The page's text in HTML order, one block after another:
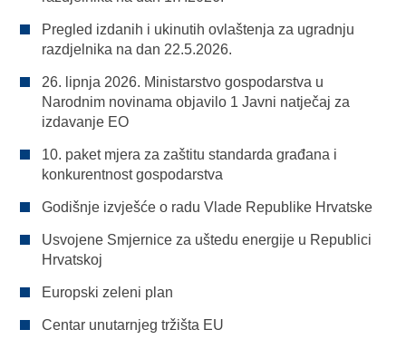
Pregled izdanih i ukinutih ovlaštenja za ugradnju
razdjelnika na dan 22.5.2026.
26. lipnja 2026. Ministarstvo gospodarstva u
Narodnim novinama objavilo 1 Javni natječaj za
izdavanje EO
10. paket mjera za zaštitu standarda građana i
konkurentnost gospodarstva
Godišnje izvješće o radu Vlade Republike Hrvatske
Usvojene Smjernice za uštedu energije u Republici
Hrvatskoj
Europski zeleni plan
Centar unutarnjeg tržišta EU